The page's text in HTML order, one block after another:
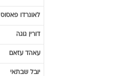
לאונרדו פאסוס
דורין גוגה
עאהד עזאם
יובל שבתאי